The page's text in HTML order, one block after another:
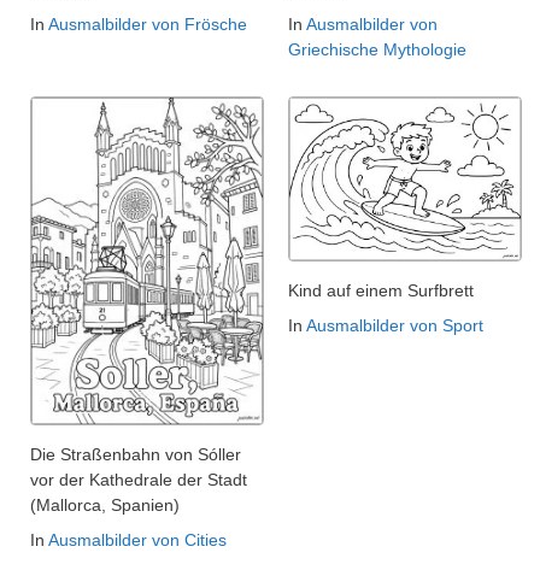
In Ausmalbilder von Frösche
In Ausmalbilder von
Griechische Mythologie
Die Straßenbahn von Sóller
vor der Kathedrale der Stadt
(Mallorca, Spanien)
In Ausmalbilder von Cities
Kind auf einem Surfbrett
In Ausmalbilder von Sport